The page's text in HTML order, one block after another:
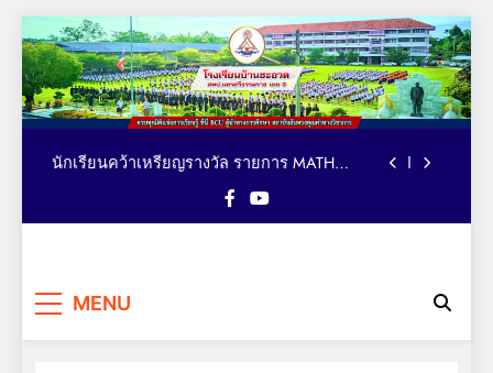
Skip
to
content
ตารางอาหารกลางวัน โรงเรียนบ้านชะอวด วัน
ที่ 3-7 สิงหาคม 2569
คณะผู้บริหาร เยี่ยม ติดตาม ให้กำลังใจ การจัด
กิจกรรมเทควันโด ของนักเรียนหลักสูตรภาษา
นักเรียนคว้าเหรียญรางวัล รายการ MATH
QUICK THAILAND CHAMPIONSHIP 2026
มอบถ้วยรางวัล เหรียญรางวัล และเกียรติบัตร
แก่นักเรียน รายการมหกรรมกีฬาวิชาการเพื่อ
คณะผู้บริหาร เยี่ยม ติดตาม ให้กำลังใจ การจัด
กิจกรรมเทควันโด ของนักเรียนหลักสูตรภาษา
นักเรียนคว้าเหรียญรางวัล รายการ MATH บ้านชะอวด
MENU